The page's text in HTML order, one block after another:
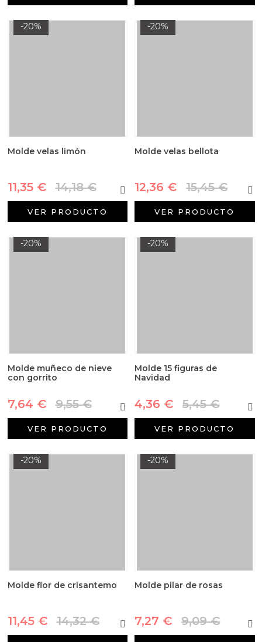
-20%
Molde velas limón
11,35 € 14,18 €
VER PRODUCTO
-20%
Molde velas bellota
12,36 € 15,45 €
VER PRODUCTO
-20%
Molde muñeco de nieve
con gorrito
7,64 € 9,55 €
VER PRODUCTO
-20%
Molde 15 figuras de
Navidad
4,36 € 5,45 €
VER PRODUCTO
-20%
Molde flor de crisantemo
11,45 € 14,32 €
-20%
Molde pilar de rosas
7,27 € 9,09 €